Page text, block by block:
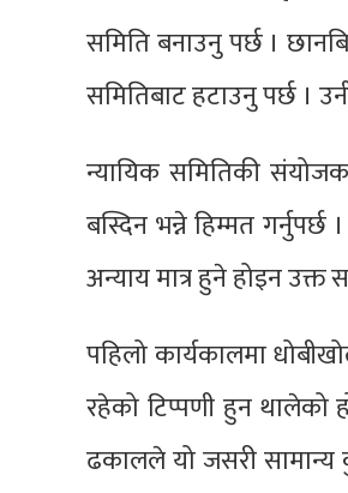
समिति बनाउनु पर्छ ।
समितिबाट हटाउनु पर्छ ।
न्यायिक समितिकी
बस्दिन भन्ने हिम्मत
अन्याय मात्र हुने होइन उक्त
पहिलो कार्यकालमा
रहेको टिप्पणी हुन थालेको
ढकालले यो जसरी सामान्य